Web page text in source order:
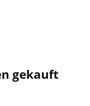
gekauft